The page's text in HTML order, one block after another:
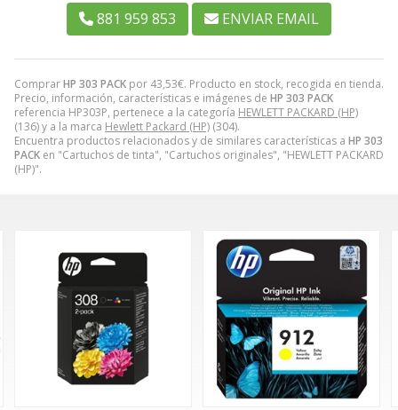
ComprarHP 303 PACK por 43,53€. Producto en stock, recogida en tienda.
Precio, información, características e imágenes de HP 303 PACK
referencia HP303P, pertenece a la categoría HEWLETT PACKARD (HP)
(136) y a la marca Hewlett Packard (HP) (304).
Encuentra productos relacionados y de similares características a HP 303
PACK en "Cartuchos de tinta", "Cartuchos originales", "HEWLETT PACKARD
(HP)".
881 959 853 ENVIAR EMAIL